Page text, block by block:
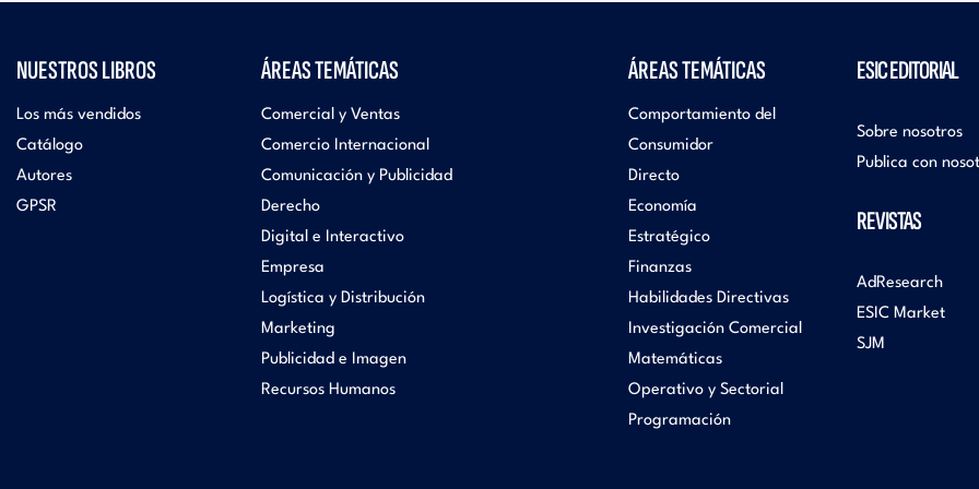
NUESTROS LIBROS
Los más vendidos
Catálogo
Autores
GPSR
ÁREAS TEMÁTICAS
Comercial y Ventas
Comercio Internacional
Comunicación y Publicidad
Derecho
Digital e Interactivo
Empresa
Logística y Distribución
Marketing
Publicidad e Imagen
Recursos Humanos
ÁREAS TEMÁTICAS
Comportamiento del
Consumidor
Directo
Economía
Estratégico
Finanzas
Habilidades Directivas
Investigación Comercial
Matemáticas
Operativo y Sectorial
Programación
ESIC EDITORIAL
Sobre nosotros
Publica con
REVISTAS
AdResearch
ESIC Market
SJM